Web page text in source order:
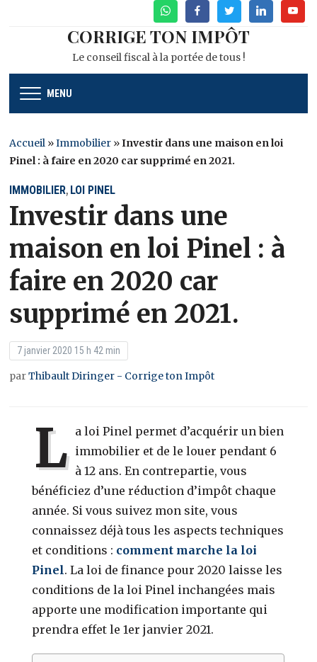
WhatsAppFacebookTwitterLinkedin
CORRIGE TON IMPÔT
Le conseil fiscal à la portée de tous !
MENU
Accueil »Immobilier »Investir dans une maison en loi
Pinel : à faire en 2020 car supprimé en 2021.
IMMOBILIER, LOI PINEL
Investir dans une
maison en loi Pinel : à
faire en 2020 car
supprimé en 2021.
7 janvier 2020 15 h 42 min
parThibault Diringer - Corrige ton Impôt
L a loi Pinel permet d’acquérir un bien
immobilier et de le louer pendant 6
à 12 ans. En contrepartie, vous
bénéficiez d’une réduction d’impôt chaque
année. Si vous suivez mon site, vous
connaissez déjà tous les aspects techniques
et conditions : comment marche la loi
Pinel. La loi de finance pour 2020 laisse les
conditions de la loi Pinel inchangées mais
apporte une modification importante qui
prendra effet le 1er janvier 2021.